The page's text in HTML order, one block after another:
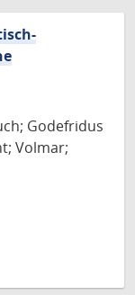
Godefridus
Volmar;